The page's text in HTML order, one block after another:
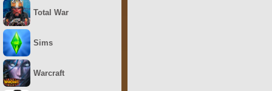
Total War
Sims
Warcraft